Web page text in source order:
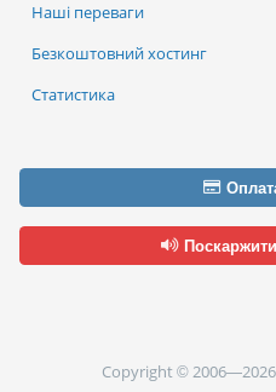
Наші переваги
Безкоштовний хостинг
Статистика
Copyright © 2006—2026